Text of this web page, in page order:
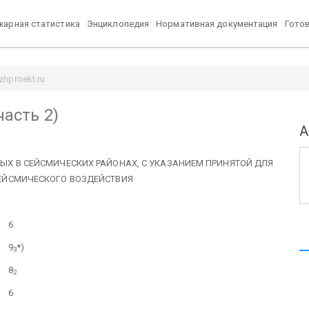
статистика Энциклопедия Нормативная документация
2)
В СЕЙСМИЧЕСКИХ РАЙОНАХ, С УКАЗАНИЕМ ПРИНЯТОЙ ДЛЯ
ВОЗДЕЙСТВИЯ
6
93*)
82
6